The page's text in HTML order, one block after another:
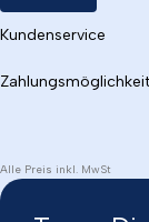
Kundenservice
Alle Preis inkl. MwSt